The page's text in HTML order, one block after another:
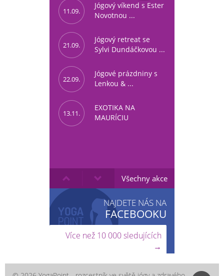
11.09.
Jógový víkend s Ester
Novotnou ...
21.09.
Jógový retreat se
Sylvi Dundáčkovou ...
22.09.
Jógové prázdniny s
Lenkou & ...
13.11.
EXOTIKA NA
MAURÍCIU
Všechny akce
NAJDETE NÁS NA
FACEBOOKU
Více než 10 000 sledujících
→